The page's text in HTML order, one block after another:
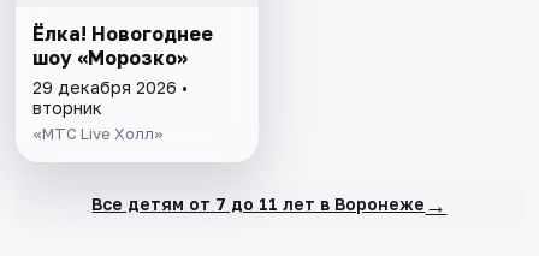
Ёлка! Новогоднее
шоу «Морозко»
29 декабря 2026 •
вторник
«МТС Live Холл»
Все детям от 7 до 11 лет в Воронеже →